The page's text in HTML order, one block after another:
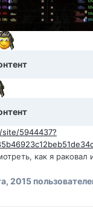
5944437?
как я раковал
2015